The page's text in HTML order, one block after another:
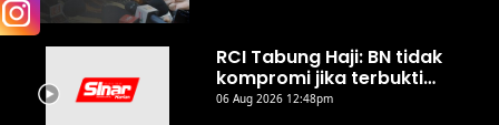
RCI Tabung Haji: BN tidak
kompromi jika terbukti
berlaku penyelewengan -
06 Aug 2026 12:48pm